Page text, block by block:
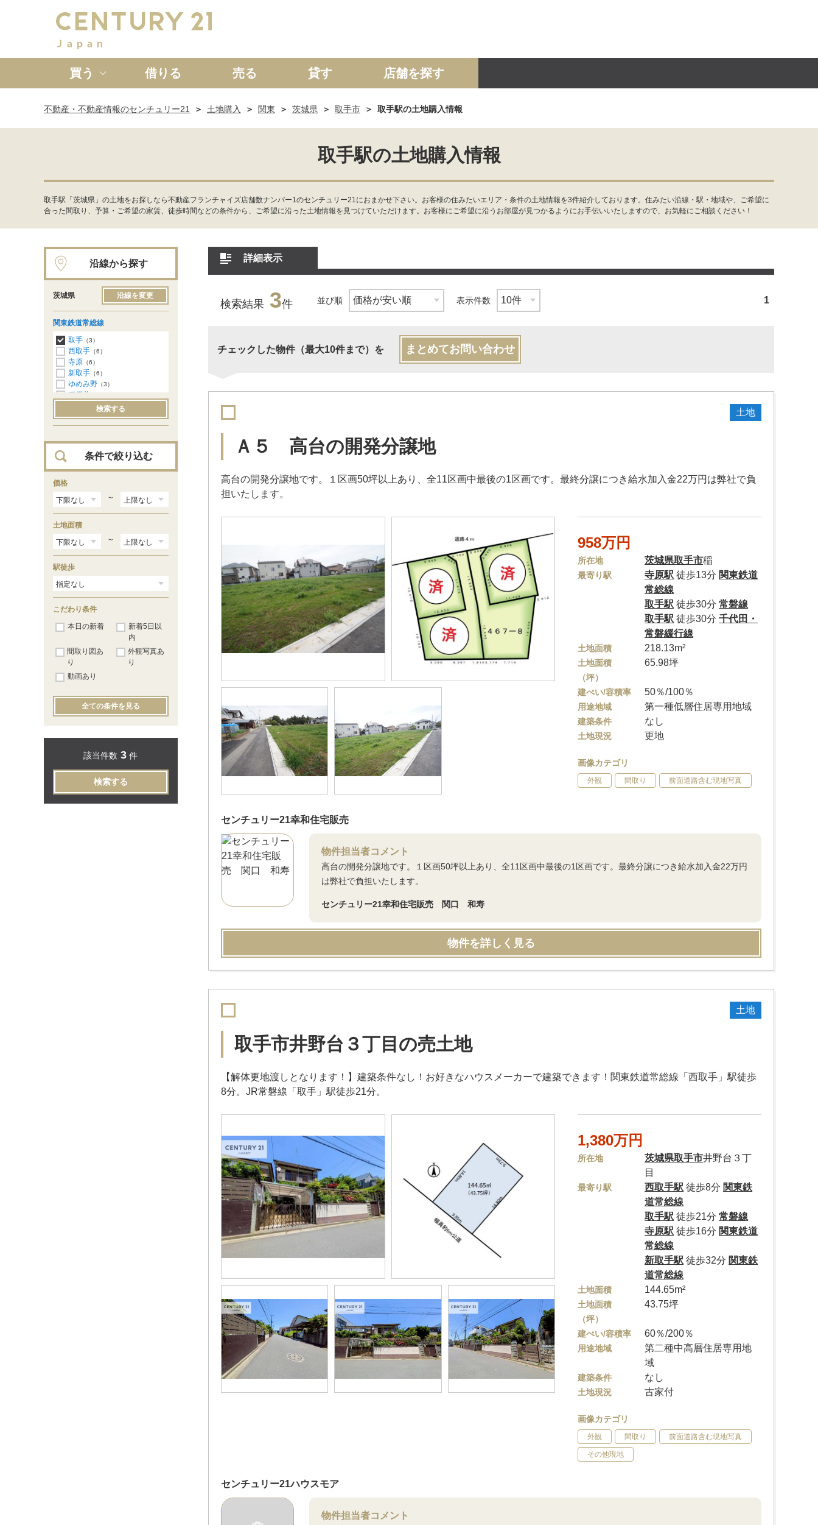
買う
新築一戸建て 中古一戸建て マンション 土地
借りる 売る 貸す 店舗を探す
不動産・不動産情報のセンチュリー21 土地購入 関東 茨城県 取手市 取手駅の土地購入情報
取手駅の土地購入情報
取手駅「茨城県」の土地をお探しなら不動産フランチャイズ店舗数ナンバー1のセンチュリー21におまかせ下さい。お客様の住みたいエリア・条件の土地情報を3件紹介しております。住みたい沿線・駅・地域や、ご希望に
合った間取り、予算・ご希望の家賃、徒歩時間などの条件から、ご希望に沿った土地情報を見つけていただけます。お客様にご希望に沿うお部屋が見つかるようにお手伝いいたしますので、お気軽にご相談ください！
詳細表示
検索結果 3件 並び順 表示件数 1
チェックした物件（最大10件まで）を まとめてお問い合わせ
土地
Ａ５ 高台の開発分譲地
高台の開発分譲地です。１区画50坪以上あり、全11区画中最後の1区画です。最終分譲につき給水加入金22万円は弊社で負
担いたします。
958万円
所在地 茨城県取手市稲
最寄り駅 寺原駅 徒歩13分 関東鉄道
常総線
取手駅 徒歩30分常磐線
取手駅 徒歩30分千代田・
常磐緩行線
土地面積 218.13m²
土地面積
（坪）
65.98坪
建ぺい/容積率 50％/100％
用途地域 第一種低層住居専用地域
建築条件 なし
土地現況 更地
画像カテゴリ
外観 間取り 前面道路含む現地写真
センチュリー21幸和住宅販売
物件担当者コメント
高台の開発分譲地です。１区画50坪以上あり、全11区画中最後の1区画です。最終分譲につき給水加入金22万円
は弊社で負担いたします。
センチュリー21幸和住宅販売 関口 和寿
物件を詳しく見る
土地
取手市井野台３丁目の売土地
【解体更地渡しとなります！】建築条件なし！お好きなハウスメーカーで建築できます！関東鉄道常総線「西取手」駅徒歩
8分。JR常磐線「取手」駅徒歩21分。
1,380万円
所在地 茨城県取手市井野台３丁
目
最寄り駅 西取手駅 徒歩8分 関東鉄
道常総線
取手駅 徒歩21分常磐線
寺原駅 徒歩16分 関東鉄道
常総線
新取手駅 徒歩32分 関東鉄
道常総線
土地面積 144.65m²
土地面積
（坪）
43.75坪
建ぺい/容積率 60％/200％
用途地域
第二種中高層住居専用地
域
建築条件 なし
土地現況 古家付
画像カテゴリ
外観 間取り 前面道路含む現地写真
その他現地
センチュリー21ハウスモア
物件担当者コメント
沿線から探す
茨城県 沿線を変更
関東鉄道常総線
取手 （3）
西取手 （6）
寺原 （6）
新取手 （6）
ゆめみ野 （3）
稲戸井
（2）
南守谷（4）
守谷（6）
（1）
水海道（1）
北水海道（1）
宗道（1）
大田郷
下館（2）
検索する
条件で絞り込む
価格
～
土地面積
～
駅徒歩
こだわり条件
本日の新着
新着5日以
内
間取り図あ
り
外観写真あ
り
動画あり
全ての条件を見る
該当件数 3 件
検索する